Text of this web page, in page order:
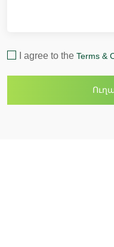
I agree to the Terms &